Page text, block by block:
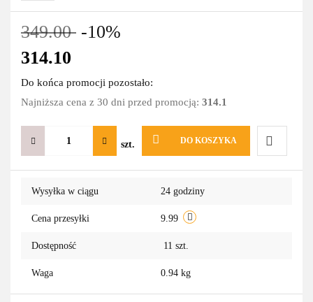
349.00 -10%
314.10
Do końca promocji pozostało:
Najniższa cena z 30 dni przed promocją: 314.1
szt. DO KOSZYKA
Do
Wysyłka w ciągu 24 godziny
Cena przesyłki 9.99
Dostępność 11 szt.
Waga 0.94 kg